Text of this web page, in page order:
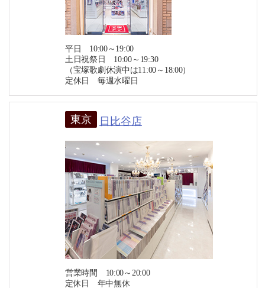
平日 10:00～19:00
土日祝祭日 10:00～19:30
（宝塚歌劇休演中は11:00～18:00）
定休日 毎週水曜日
東京 日比谷店
営業時間 10:00～20:00
定休日 年中無休